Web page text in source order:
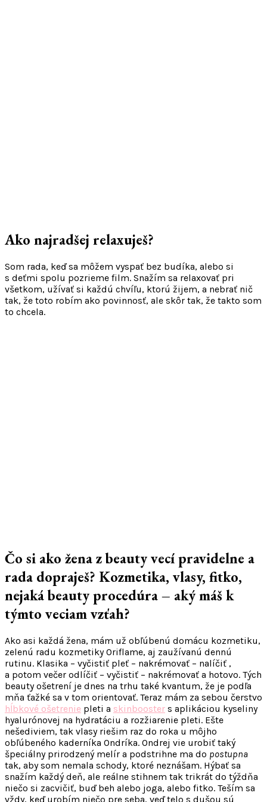
Ako najradšej relaxuješ?
Som rada, keď sa môžem vyspať bez budíka, alebo si
s deťmi spolu pozrieme film. Snažím sa relaxovať pri
všetkom, užívať si každú chvíľu, ktorú žijem, a nebrať nič
tak, že toto robím ako povinnosť, ale skôr tak, že takto som
to chcela.
Čo si ako žena z beauty vecí pravidelne a
rada dopraješ? Kozmetika, vlasy, fitko,
nejaká beauty procedúra – aký máš k
týmto veciam vzťah?
Ako asi každá žena, mám už obľúbenú domácu kozmetiku,
zelenú radu kozmetiky Oriflame, aj zaužívanú dennú
rutinu. Klasika – vyčistiť pleť – nakrémovať – nalíčiť ,
a potom večer odlíčiť – vyčistiť – nakrémovať a hotovo. Tých
beauty ošetrení je dnes na trhu také kvantum, že je podľa
mňa ťažké sa v tom orientovať. Teraz mám za sebou čerstvo
hĺbkové ošetrenie pleti a skinbooster s aplikáciou kyseliny
hyalurónovej na hydratáciu a rozžiarenie pleti. Ešte
nešediviem, tak vlasy riešim raz do roka u môjho
obľúbeného kaderníka Ondríka. Ondrej vie urobiť taký
špeciálny prirodzený melír a podstrihne ma do postupna
tak, aby som nemala schody, ktoré neznášam. Hýbať sa
snažím každý deň, ale reálne stihnem tak trikrát do týždňa
niečo si zacvičiť, buď beh alebo joga, alebo fitko. Teším sa
vždy, keď urobím niečo pre seba, veď telo s dušou sú